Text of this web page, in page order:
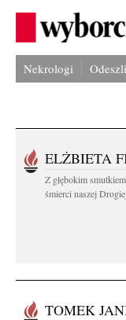
Nekrologi Odeszli
ELŻBIETA
Z głębokim
śmierci naszej
TOMEK